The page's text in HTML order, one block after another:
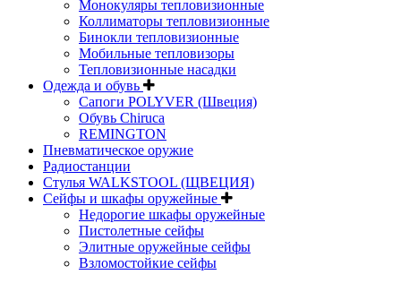
Монокуляры тепловизионные
Коллиматоры тепловизионные
Бинокли тепловизионные
Мобильные тепловизоры
Тепловизионные насадки
Одежда и обувь
Сапоги POLYVER (Швеция)
Обувь Chiruca
REMINGTON
Пневматическое оружие
Радиостанции
Стулья WALKSTOOL (ЩВЕЦИЯ)
Сейфы и шкафы оружейные
Недорогие шкафы оружейные
Пистолетные сейфы
Элитные оружейные сейфы
Взломостойкие сейфы